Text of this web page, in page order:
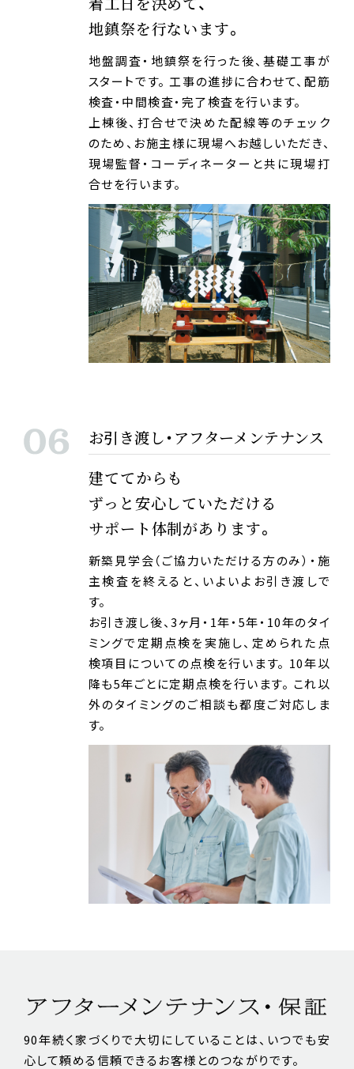
地鎮祭を行ないます。
地盤調査・地鎮祭を行った後、基礎工事が
スタートです。 工事の進捗に合わせて、配筋
検査・中間検査・完了検査を行います。
上棟後、打合せで決めた配線等のチェック
のため、お施主様に現場へお越しいただき、
現場監督・コーディネーターと共に現場打
合せを行います。
お引き渡し・アフターメンテナンス
建ててからも
ずっと安心していただける
サポート体制があります。
新築見学会（ご協力いただける方のみ）・施
主検査を終えると、いよいよお引き渡しで
す。
お引き渡し後、3ヶ月・1年・5年・10年のタイ
ミングで定期点検を実施し、定められた点
検項目についての点検を行います。 10年以
降も5年ごとに定期点検を行います。 これ以
外のタイミングのご相談も都度ご対応しま
す。
90年続く家づくりで大切にしていることは、いつでも安
心して頼める信頼できるお客様とのつながりです。